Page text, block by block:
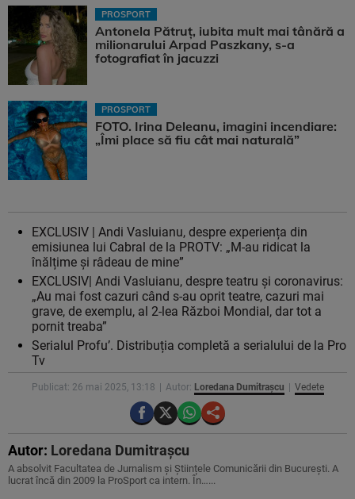
PROSPORT
Antonela Pătruț, iubita mult mai tânără a
milionarului Arpad Paszkany, s-a
fotografiat în jacuzzi
PROSPORT
FOTO. Irina Deleanu, imagini incendiare:
„Îmi place să fiu cât mai naturală”
EXCLUSIV | Andi Vasluianu, despre experiența din
emisiunea lui Cabral de la PROTV: „M-au ridicat la
înălțime și râdeau de mine”
EXCLUSIV| Andi Vasluianu, despre teatru și coronavirus:
„Au mai fost cazuri când s-au oprit teatre, cazuri mai
grave, de exemplu, al 2-lea Război Mondial, dar tot a
pornit treaba”
Serialul Profu’. Distribuția completă a serialului de la Pro
Tv
Publicat: 26 mai 2025, 13:18 Autor: Loredana Dumitrașcu Vedete
Autor: Loredana Dumitrașcu
A absolvit Facultatea de Jurnalism și Științele Comunicării din București. A
lucrat încă din 2009 la ProSport ca intern. În…...